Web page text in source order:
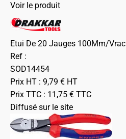
Voir le produit
Etui De 20 Jauges 100Mm/Vrac
Ref :
SOD14454
Prix HT : 9,79 € HT
Prix TTC : 11,75 € TTC
Diffusé sur le site